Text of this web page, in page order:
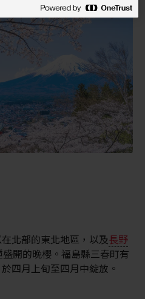
北部的東北地區，以及長野
開的晚櫻。福島縣三春町有
四月上旬至四月中綻放。